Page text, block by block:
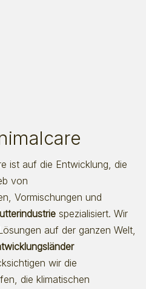
ist auf die Entwicklung, die
von
Vormischungen und
spezialisiert. Wir
auf der ganzen Welt,
wir die
die klimatischen